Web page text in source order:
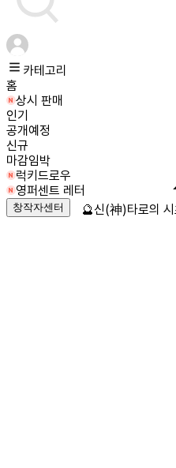
카테고리
홈
상시 판매
인기
공개예정
신규
마감임박
럭키드로우
영퍼센트 레터
창작자센터 🔮신(神)타로의